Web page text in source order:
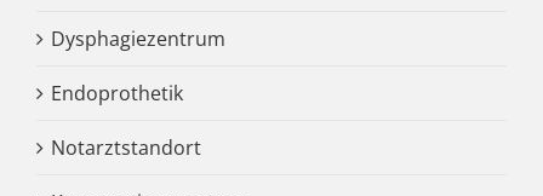
Dysphagiezentrum
Endoprothetik
Notarztstandort